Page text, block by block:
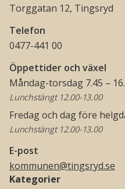
Torggatan 12, Tingsryd
Telefon
0477-441 00
Öppettider och växel
Måndag-torsdag 7.45 –
Lunchstängt 12.00-13.00
Fredag och dag före
Lunchstängt 12.00-13.00
E-post
kommunen@tingsryd.se
Kategorier